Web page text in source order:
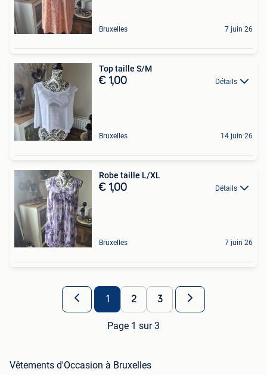
Bruxelles 7 juin 26
Top taille S/M
€ 1,00 Détails
Bruxelles 14 juin 26
Robe taille L/XL
€ 1,00 Détails
Bruxelles 7 juin 26
1 2 3
Page 1 sur 3
Vêtements d'Occasion à Bruxelles